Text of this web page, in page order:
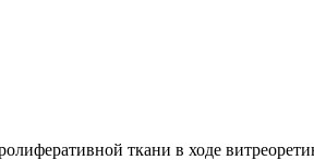
ткани в ходе